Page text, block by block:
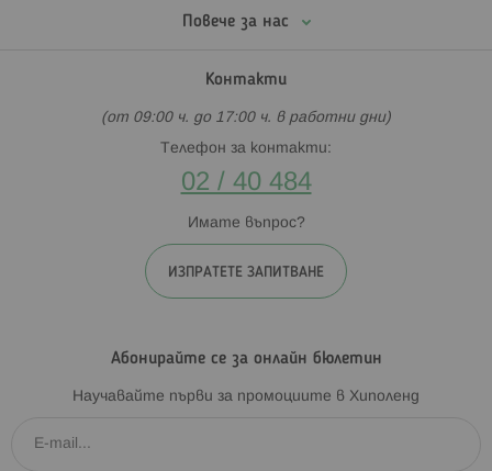
Повече за нас
Контакти
(от 09:00 ч. до 17:00 ч. в работни дни)
Телефон за контакти:
02 / 40 484
Имате въпрос?
ИЗПРАТЕТЕ ЗАПИТВАНЕ
Абонирайте се за онлайн бюлетин
Научавайте първи за промоциите в Хиполенд